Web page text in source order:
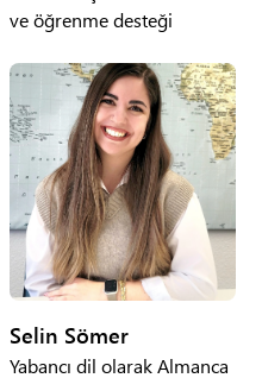
ve öğrenme desteği
Selin Sömer
Yabancı dil olarak Almanca